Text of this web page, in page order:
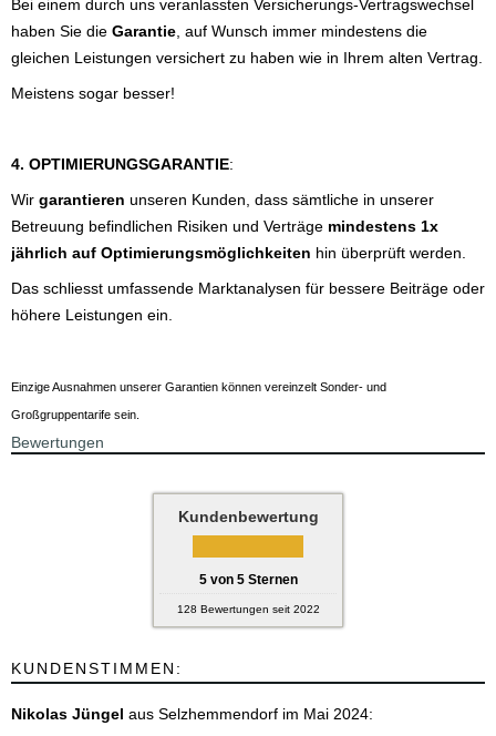
Bei einem durch uns veranlassten Versicherungs-Vertragswechsel
haben Sie die Garantie , auf Wunsch immer mindestens die
gleichen Leistungen versichert zu haben wie in Ihrem alten Vertrag.
Meistens sogar besser!
4. OPTIMIERUNGSGARANTIE:
Wir garantieren unseren Kunden, dass sämtliche in unserer
Betreuung befindlichen Risiken und Verträge mindestens 1x
jährlich auf Optimierungsmöglichkeiten hin überprüft werden.
Das schliesst umfassende Marktanalysen für bessere Beiträge oder
höhere Leistungen ein.
Einzige Ausnahmen unserer Garantien können vereinzelt Sonder- und
Großgruppentarife sein.
Bewertungen
Kundenbewertung
5von 5Sternen
128 Bewertungen seit 2022
KUNDENSTIMMEN:
Nikolas Jüngel aus Selzhemmendorf im Mai 2024: